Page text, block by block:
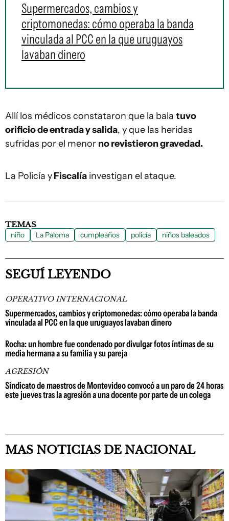
Supermercados, cambios y
criptomonedas: cómo operaba la banda
vinculada al PCC en la que uruguayos
lavaban dinero
Allí los médicos constataron que la bala tuvo
orificio de entrada y salida, y que las heridas
sufridas por el menor no revistieron gravedad.
La Policía yFiscalía investigan el ataque.
TEMAS
niño La Paloma cumpleaños policía niños baleados
SEGUÍ LEYENDO
OPERATIVO INTERNACIONAL
Supermercados, cambios y criptomonedas: cómo operaba la banda
vinculada al PCC en la que uruguayos lavaban dinero
Rocha: un hombre fue condenado por divulgar fotos íntimas de su
media hermana a su familia y su pareja
AGRESIÓN
Sindicato de maestros de Montevideo convocó a un paro de 24 horas
este jueves tras la agresión a una docente por parte de un colega
MAS NOTICIAS DE NACIONAL